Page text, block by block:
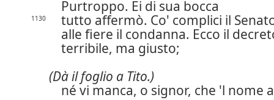
Purtroppo. Ei di sua bocca
1130
tutto affermò. Co' complici il
alle fiere il condanna. Ecco il
terribile, ma giusto;
(Dà il foglio a Tito.)
né vi manca, o signor, che 'l nome